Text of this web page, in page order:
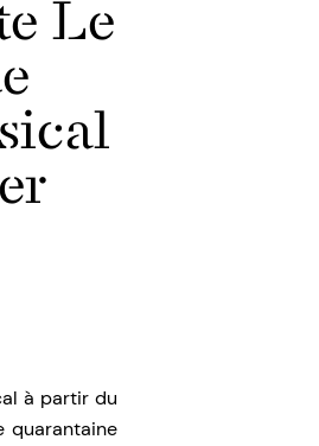
Le
à partir du
quarantaine